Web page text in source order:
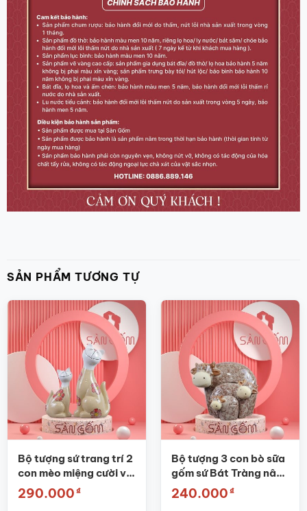
SẢN PHẨM TƯƠNG TỰ
Bộ tượng sứ trang trí 2
con mèo miệng cười vẽ
hoa đào SG-TT01
290.000 ₫
Bộ tượng 3 con bò sữa
gốm sứ Bát Tràng nâu
đốm SG-TT04
240.000 ₫